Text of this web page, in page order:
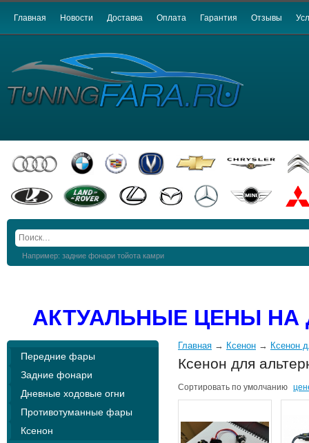
Главная Новости Доставка Оплата Гарантия Отзывы
Например: задние фонари тойота камри
АКТУАЛЬНЫЕ ЦЕНЫ
Передние фары
Задние фонари
Дневные ходовые огни
Противотуманные фары
Ксенон
Главная → Ксенон → Ксенон
Ксенон для
Сортировать по умолчанию